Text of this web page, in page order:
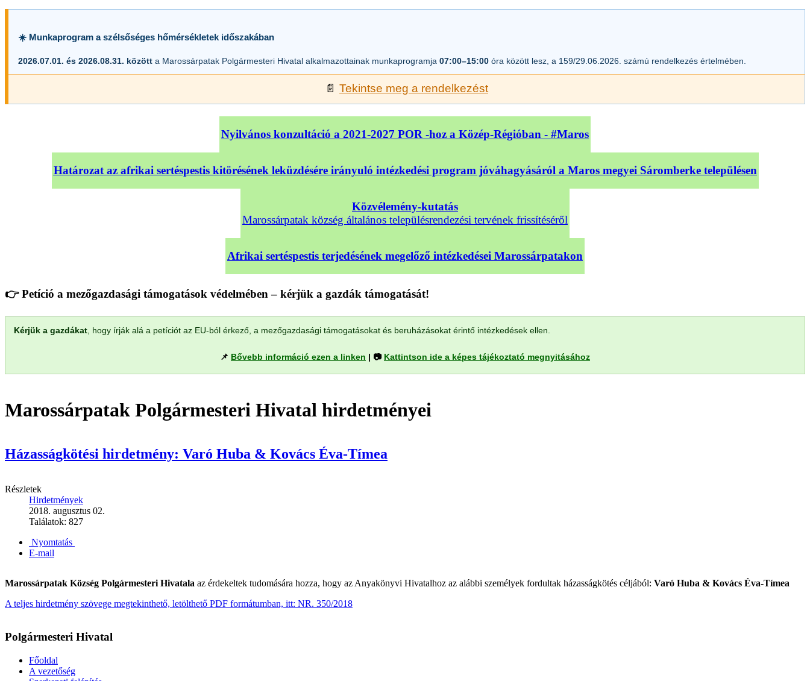
☀️ Munkaprogram a szélsőséges hőmérsékletek időszakában
2026.07.01. és 2026.08.31. között a Marossárpatak Polgármesteri Hivatal alkalmazottainak munkaprogramja 07:00–15:00 óra között lesz, a 159/29.06.2026. számú rendelkezés értelmében.
📄 Tekintse meg a rendelkezést
Nyilvános konzultáció a 2021-2027 POR -hoz a Közép-Régióban - #Maros
Határozat az afrikai sertéspestis kitörésének leküzdésére irányuló intézkedési program jóváhagyásáról a Maros megyei Sáromberke településen
Közvélemény-kutatás
Marossárpatak község általános településrendezési tervének frissítéséről
Afrikai sertéspestis terjedésének megelőző intézkedései Marossárpatakon
👉 Petíció a mezőgazdasági támogatások védelmében – kérjük a gazdák támogatását!
Kérjük a gazdákat , hogy írják alá a petíciót az EU-ból érkező, a mezőgazdasági támogatásokat és beruházásokat érintő intézkedések ellen.
📌 Bővebb információ ezen a linken | 📷 Kattintson ide a képes tájékoztató megnyitásához
Marossárpatak Polgármesteri Hivatal hirdetményei
Házasságkötési hirdetmény: Varó Huba & Kovács Éva-Tímea
Részletek
Hirdetmények
2018. augusztus 02.
Találatok: 827
Nyomtatás
E-mail
Marossárpatak Község Polgármesteri Hivatala az érdekeltek tudomására hozza, hogy az Anyakönyvi Hivatalhoz az alábbi személyek fordultak házasságkötés céljából: Varó Huba & Kovács Éva-Tímea
A teljes hirdetmény szövege megtekinthető, letölthető PDF formátumban, itt: NR. 350/2018
Polgármesteri Hivatal
Főoldal
A vezetőség